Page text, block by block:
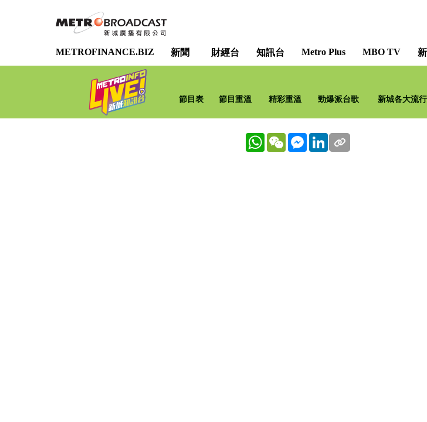
METROFINANCE.BIZ 新聞 財經台 知訊台 Metro Plus MBO TV
節目表 節目重溫 精彩重溫 勁爆派台歌 新城各大流
WhatsApp
WeChatMessenger
LinkedIn